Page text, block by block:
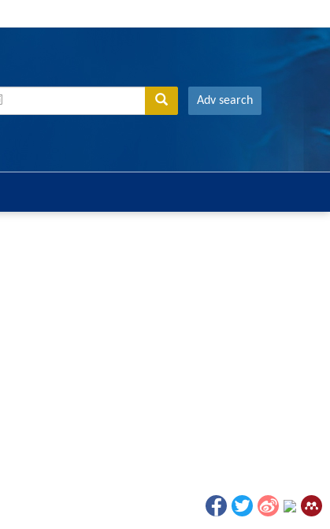
Adv search